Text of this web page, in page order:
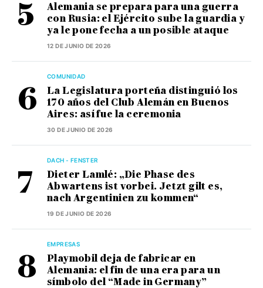
Alemania se prepara para una guerra
con Rusia: el Ejército sube la guardia y
ya le pone fecha a un posible ataque
12 DE JUNIO DE 2026
COMUNIDAD
La Legislatura porteña distinguió los
170 años del Club Alemán en Buenos
Aires: así fue la ceremonia
30 DE JUNIO DE 2026
DACH - FENSTER
Dieter Lamlé: „Die Phase des
Abwartens ist vorbei. Jetzt gilt es,
nach Argentinien zu kommen“
19 DE JUNIO DE 2026
EMPRESAS
Playmobil deja de fabricar en
Alemania: el fin de una era para un
símbolo del “Made in Germany”